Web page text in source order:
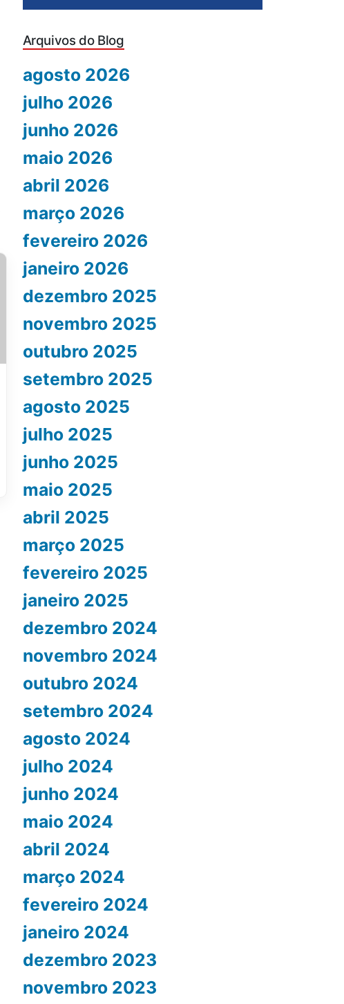
Arquivos do Blog
agosto 2026
julho 2026
junho 2026
maio 2026
abril 2026
março 2026
fevereiro 2026
janeiro 2026
dezembro 2025
novembro 2025
outubro 2025
setembro 2025
agosto 2025
julho 2025
junho 2025
maio 2025
abril 2025
março 2025
fevereiro 2025
janeiro 2025
dezembro 2024
novembro 2024
outubro 2024
setembro 2024
agosto 2024
julho 2024
junho 2024
maio 2024
abril 2024
março 2024
fevereiro 2024
janeiro 2024
dezembro 2023
novembro 2023